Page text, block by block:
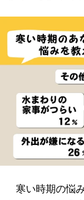
寒い時期の悩